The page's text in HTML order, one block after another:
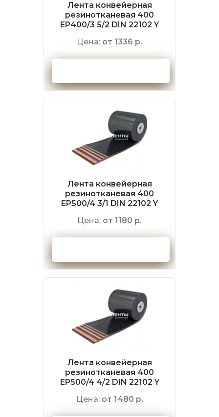
Лента конвейерная
резинотканевая 400
EP400/3 5/2 DIN 22102 Y
Цена: от 1336 р.
Лента конвейерная
резинотканевая 400
EP500/4 3/1 DIN 22102 Y
Цена: от 1180 р.
Лента конвейерная
резинотканевая 400
EP500/4 4/2 DIN 22102 Y
Цена: от 1480 р.